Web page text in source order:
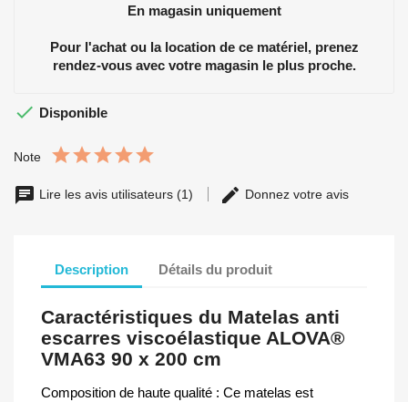
En magasin uniquement
Pour l'achat ou la location de ce matériel, prenez
rendez-vous avec votre magasin le plus proche.
 Disponible
Note
Lire les avis utilisateurs (1) Donnez votre avis
Description Détails du produit
Caractéristiques du Matelas anti
escarres viscoélastique ALOVA®
VMA63 90 x 200 cm
Composition de haute qualité : Ce matelas est